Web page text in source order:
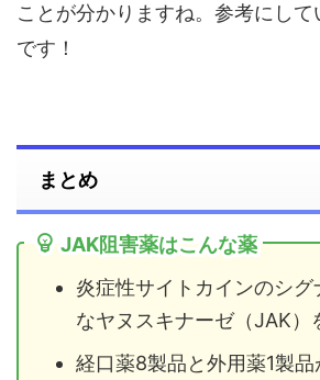
ことが分かりますね。参考にし
です！
まとめ
JAK阻害薬はこんな薬
炎症性サイトカインのシ
なヤヌスキナーゼ（JAK）
経口薬8製品と外用薬1製